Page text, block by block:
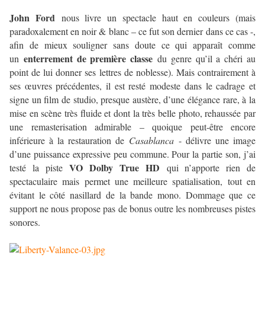
John Ford nous livre un spectacle haut en couleurs (mais
paradoxalement en noir & blanc – ce fut son dernier dans ce cas -,
afin de mieux souligner sans doute ce qui apparaît comme
un enterrement de première classe du genre qu’il a chéri au
point de lui donner ses lettres de noblesse). Mais contrairement à
ses œuvres précédentes, il est resté modeste dans le cadrage et
signe un film de studio, presque austère, d’une élégance rare, à la
mise en scène très fluide et dont la très belle photo, rehaussée par
une remasterisation admirable – quoique peut-être encore
inférieure à la restauration de Casablanca - délivre une image
d’une puissance expressive peu commune. Pour la partie son, j’ai
testé la pisteVO Dolby True HD qui n’apporte rien de
spectaculaire mais permet une meilleure spatialisation, tout en
évitant le côté nasillard de la bande mono. Dommage que ce
support ne nous propose pas de bonus outre les nombreuses pistes
sonores.